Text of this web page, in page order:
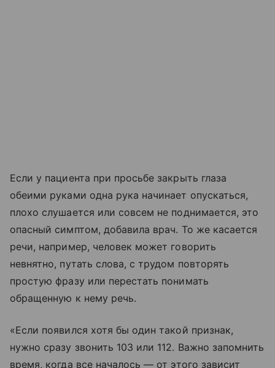
Если у пациента при просьбе закрыть глаза
обеими руками одна рука начинает опускаться,
плохо слушается или совсем не поднимается, это
опасный симптом, добавила врач. То же касается
речи, например, человек может говорить
невнятно, путать слова, с трудом повторять
простую фразу или перестать понимать
обращенную к нему речь.
«Если появился хотя бы один такой признак,
нужно сразу звонить 103 или 112. Важно запомнить
время, когда все началось — от этого зависит